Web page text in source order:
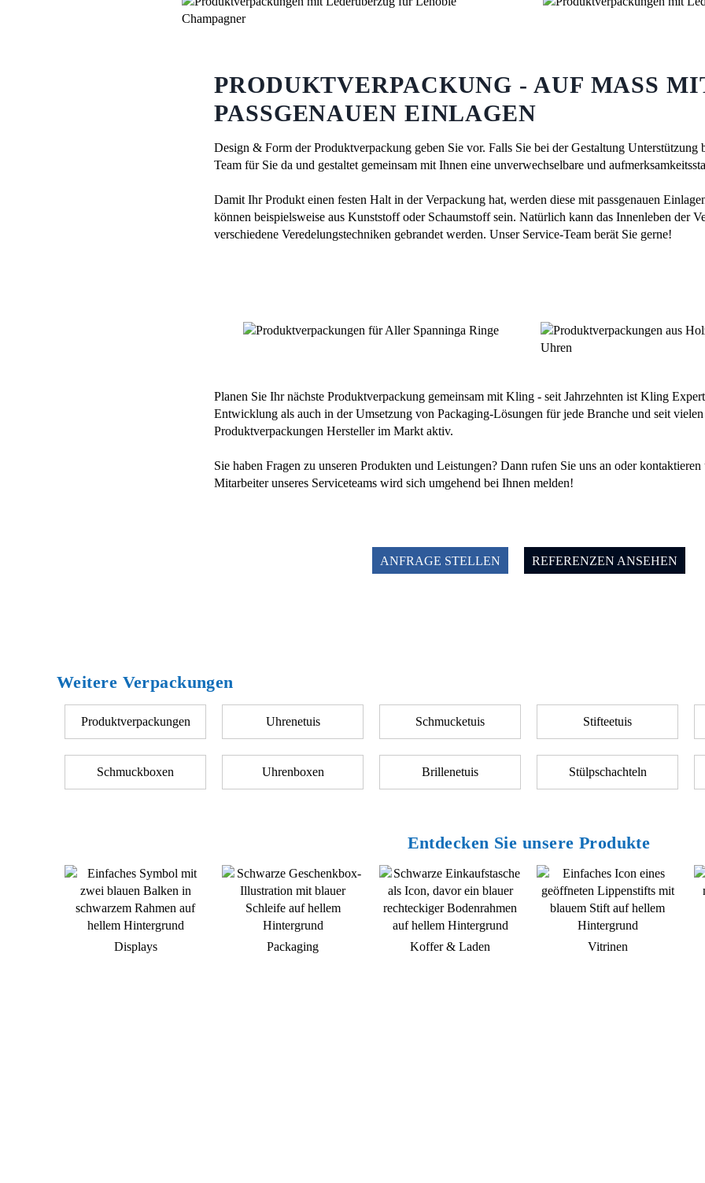
PRODUKTVERPACKUNG - AUF MASS MIT
ASSGENAUEN EINLAGEN
Design & Form der Produktverpackung geben Sie vor. Falls Sie bei der Gestaltung Unterstützung
Team für Sie da und gestaltet gemeinsam mit Ihnen eine unverwechselbare und
Damit Ihr Produkt einen festen Halt in der Verpackung hat, werden diese mit passgenauen
können beispielsweise aus Kunststoff oder Schaumstoff sein. Natürlich kann das Innenleben der
verschiedene Veredelungstechniken gebrandet werden. Unser Service-Team berät Sie gerne!
Planen Sie Ihr nächste Produktverpackung gemeinsam mit Kling - seit Jahrzehnten ist Kling
Entwicklung als auch in der Umsetzung von Packaging-Lösungen für jede Branche und seit vielen
Produktverpackungen Hersteller im Markt aktiv.
Sie haben Fragen zu unseren Produkten und Leistungen? Dann rufen Sie uns an oder
Mitarbeiter unseres Serviceteams wird sich umgehend bei Ihnen melden!
ANFRAGE STELLEN REFERENZEN ANSEHEN
Weitere Verpackungen
Produktverpackungen Uhrenetuis Schmucketuis Stifteetuis
Schmuckboxen Uhrenboxen Brillenetuis Stülpschachteln
Entdecken Sie unsere Produkte
Displays Packaging Koffer & Laden Vitrinen